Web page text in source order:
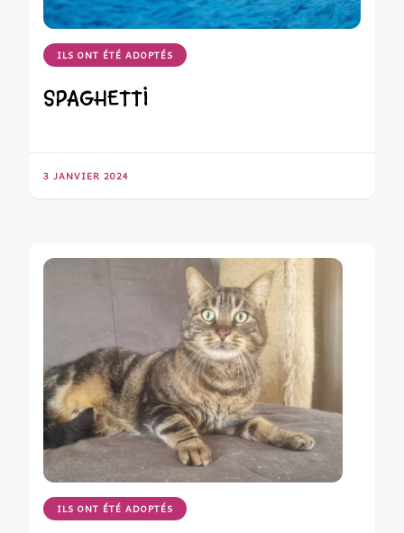
ILS ONT ÉTÉ ADOPTÉS
SPAGHETTI
3 JANVIER 2024
ILS ONT ÉTÉ ADOPTÉS